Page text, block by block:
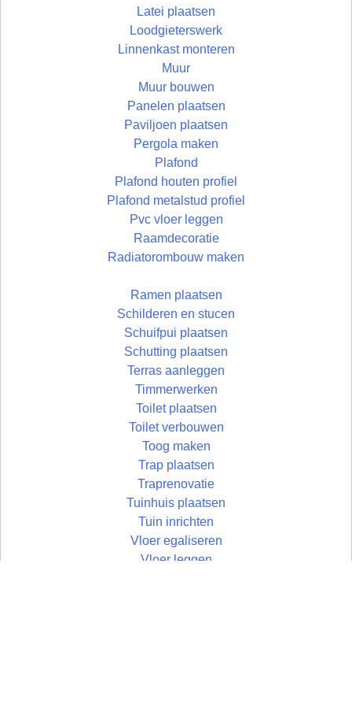
Latei plaatsen
Loodgieterswerk
Linnenkast monteren
Muur
Muur bouwen
Panelen plaatsen
Paviljoen plaatsen
Pergola maken
Plafond
Plafond houten profiel
Plafond metalstud profiel
Pvc vloer leggen
Raamdecoratie
Radiatorombouw maken
Ramen plaatsen
Schilderen en stucen
Schuifpui plaatsen
Schutting plaatsen
Terras aanleggen
Timmerwerken
Toilet plaatsen
Toilet verbouwen
Toog maken
Trap plaatsen
Traprenovatie
Tuinhuis plaatsen
Tuin inrichten
Vloer egaliseren
Vloer leggen